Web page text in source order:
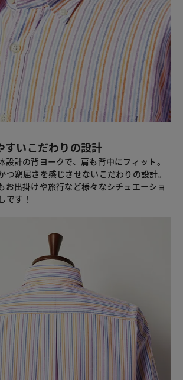
すいこだわりの設計
設計の背ヨークで、肩も背中にフィット。
つ窮屈さを感じさせないこだわりの設計。
お出掛けや旅行など様々なシチュエーショ
です！